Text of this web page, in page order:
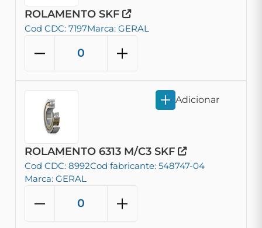
ROLAMENTO SKF
Cod CDC: 7197Marca: GERAL
ROLAMENTO 6313 M/C3 SKF
Cod CDC: 8992Cod fabricante: 548747-04
Marca: GERAL
Adicionar